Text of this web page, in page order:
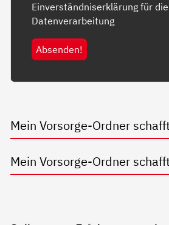
Einverständniserklärung für die
Datenverarbeitung
Absenden!
Mein Vorsorge-Ordner
Mein Vorsorge-Ordner